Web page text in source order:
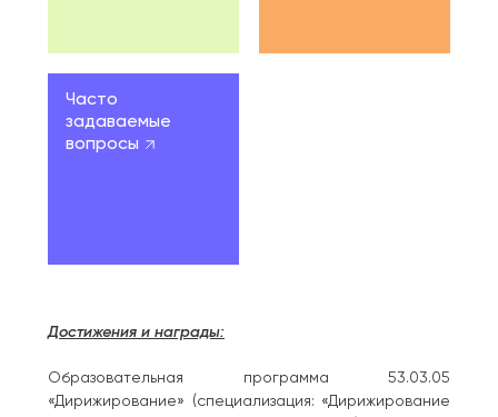
Часто
задаваемые
вопросы
Достижения и награды:
Образовательная программа 53.03.05
«Дирижирование» (специализация: «Дирижирование